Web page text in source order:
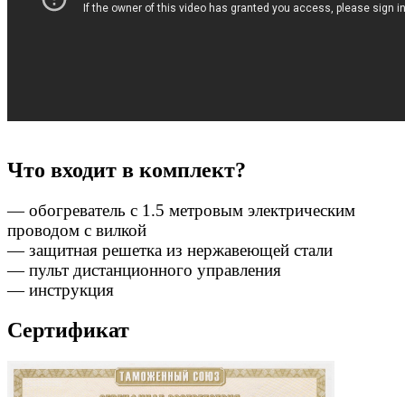
Что входит в комплект?
— обогреватель с 1.5 метровым электрическим
проводом с вилкой
— защитная решетка из нержавеющей стали
— пульт дистанционного управления
— инструкция
Сертификат